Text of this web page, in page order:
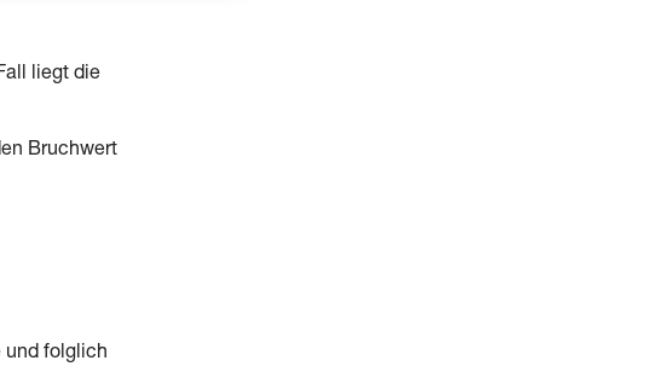
liegt die
Bruchwert
und folglich